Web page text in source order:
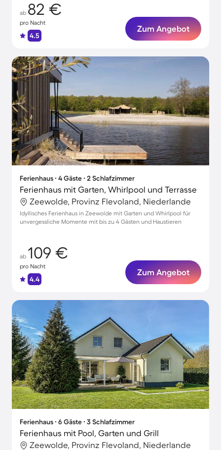
ab 82 €
pro Nacht
4.5
Zum Angebot
Ferienhaus ∙ 4 Gäste ∙ 2 Schlafzimmer
Ferienhaus mit Garten, Whirlpool und Terrasse
Zeewolde, Provinz Flevoland, Niederlande
Idyllisches Ferienhaus in Zeewolde mit Garten und Whirlpool für
unvergessliche Momente mit bis zu 4 Gästen und Haustieren
ab 109 €
pro Nacht
4.4
Zum Angebot
Ferienhaus ∙ 6 Gäste ∙ 3 Schlafzimmer
Ferienhaus mit Pool, Garten und Grill
Zeewolde, Provinz Flevoland, Niederlande